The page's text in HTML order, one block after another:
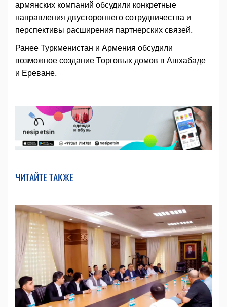
армянских компаний обсудили конкретные
направления двустороннего сотрудничества и
перспективы расширения партнерских связей.
Ранее Туркменистан и Армения обсудили
возможное создание Торговых домов в Ашхабаде
и Ереване.
ЧИТАЙТЕ ТАКЖЕ